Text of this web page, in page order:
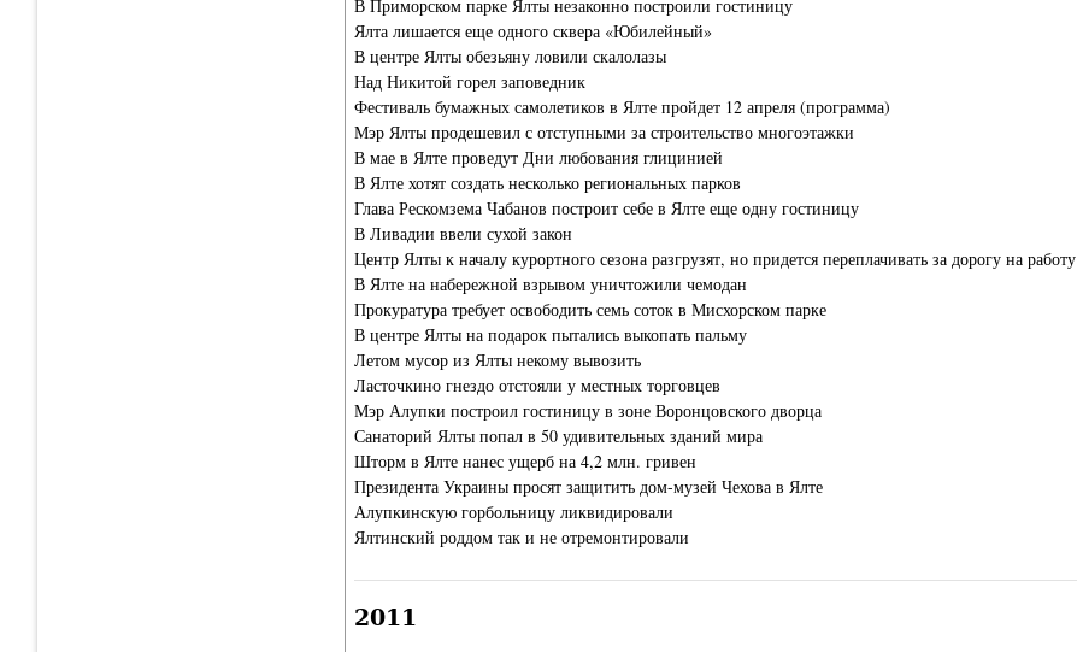
В Приморском парке Ялты незаконно построили гостиницу
Ялта лишается еще одного сквера «Юбилейный»
В центре Ялты обезьяну ловили скалолазы
Над Никитой горел заповедник
Фестиваль бумажных самолетиков в Ялте пройдет 12 апреля (программа)
Мэр Ялты продешевил с отступными за строительство многоэтажки
В мае в Ялте проведут Дни любования глицинией
В Ялте хотят создать несколько региональных парков
Глава Рескомзема Чабанов построит себе в Ялте еще одну гостиницу
В Ливадии ввели сухой закон
Центр Ялты к началу курортного сезона разгрузят, но придется переплачивать за дорогу на работу
В Ялте на набережной взрывом уничтожили чемодан
Прокуратура требует освободить семь соток в Мисхорском парке
В центре Ялты на подарок пытались выкопать пальму
Летом мусор из Ялты некому вывозить
Ласточкино гнездо отстояли у местных торговцев
Мэр Алупки построил гостиницу в зоне Воронцовского дворца
Санаторий Ялты попал в 50 удивительных зданий мира
Шторм в Ялте нанес ущерб на 4,2 млн. гривен
Президента Украины просят защитить дом-музей Чехова в Ялте
Алупкинскую горбольницу ликвидировали
Ялтинский роддом так и не отремонтировали
2011